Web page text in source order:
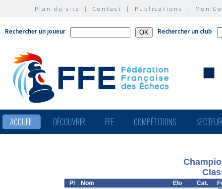
Plan du site | Contact | Publications | Mon
Rechercher un joueur Rechercher un club
ACCUEIL DÉCOUVRIR FFE COMPÉTITIONS
Pl Nom Elo Cat.